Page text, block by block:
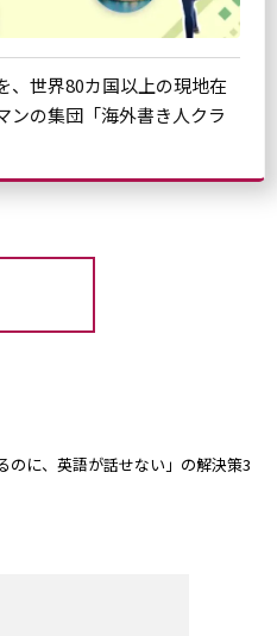
、世界80カ国以上の現地在
ンの集団「海外書き人クラ
のに、英語が話せない」の解決策3